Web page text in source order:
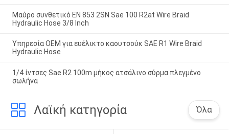
Μαύρο συνθετικό EN 853 2SN Sae 100 R2at Wire Braid
Hydraulic Hose 3/8 Inch
Υπηρεσία OEM για ευέλικτο καουτσούκ SAE R1 Wire Braid
Hydraulic Hose
1/4 ίντσες Sae R2 100m μήκος ατσάλινο σύρμα πλεγμένο
σωλήνα
Λαϊκή κατηγορία Όλα